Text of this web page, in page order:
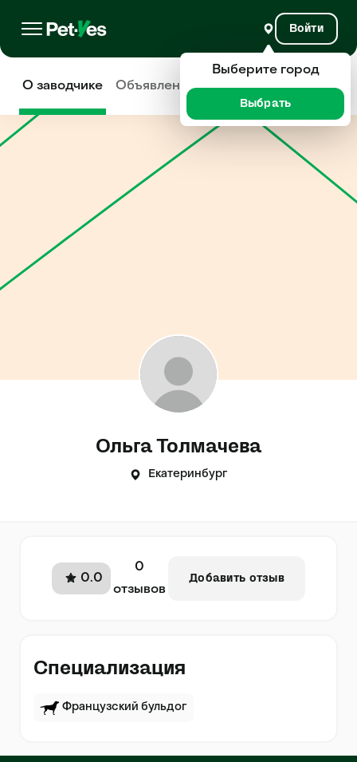
Войти
О заводчике Объявления Отзывы
Ольга Толмачева
Екатеринбург
0.0
0
отзывов
Добавить отзыв
Специализация
Французский бульдог
Выберите город
Выбрать